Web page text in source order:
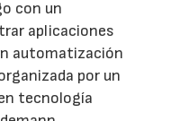
con un
aplicaciones
automatización
por un
tecnología